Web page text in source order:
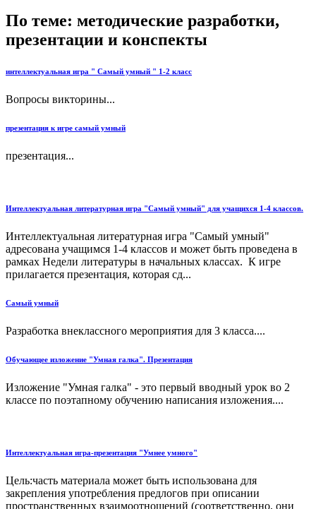
По теме: методические разработки,
презентации и конспекты
интеллектуальная игра " Самый умный " 1-2 класс
Вопросы викторины...
презентация к игре самый умный
презентация...
Интеллектуальная литературная игра "Самый умный" для учащихся 1-4 классов.
Интеллектуальная литературная игра "Самый умный"
адресована учащимся 1-4 классов и может быть проведена в
рамках Недели литературы в начальных классах. К игре
прилагается презентация, которая сд...
Самый умный
Разработка внеклассного мероприятия для 3 класса....
Обучающее изложение "Умная галка". Презентация
Изложение "Умная галка" - это первый вводный урок во 2
классе по поэтапному обучению написания изложения....
Интеллектуальная игра-презентация "Умнее умного"
Цель:часть материала может быть использована для
закрепления употребления предлогов при описании
пространственных взаимоотношений (соответственно, они